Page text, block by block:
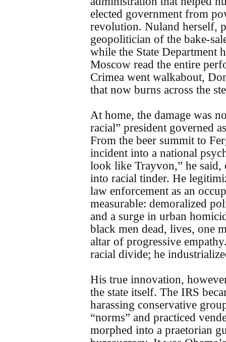
elected government from
revolution. Nuland herself,
geopolitician of the bake-
while the State Department
Moscow read the entire
Crimea went walkabout,
that now burns across the
At home, the damage was
racial” president governed
From the beer summit to
incident into a national
look like Trayvon,” he said,
into racial tinder. He
law enforcement as an
measurable: demoralized
and a surge in urban
black men dead, lives, one
altar of progressive
racial divide; he
His true innovation,
the state itself. The IRS
harassing conservative
“norms” and practiced
morphed into a praetorian